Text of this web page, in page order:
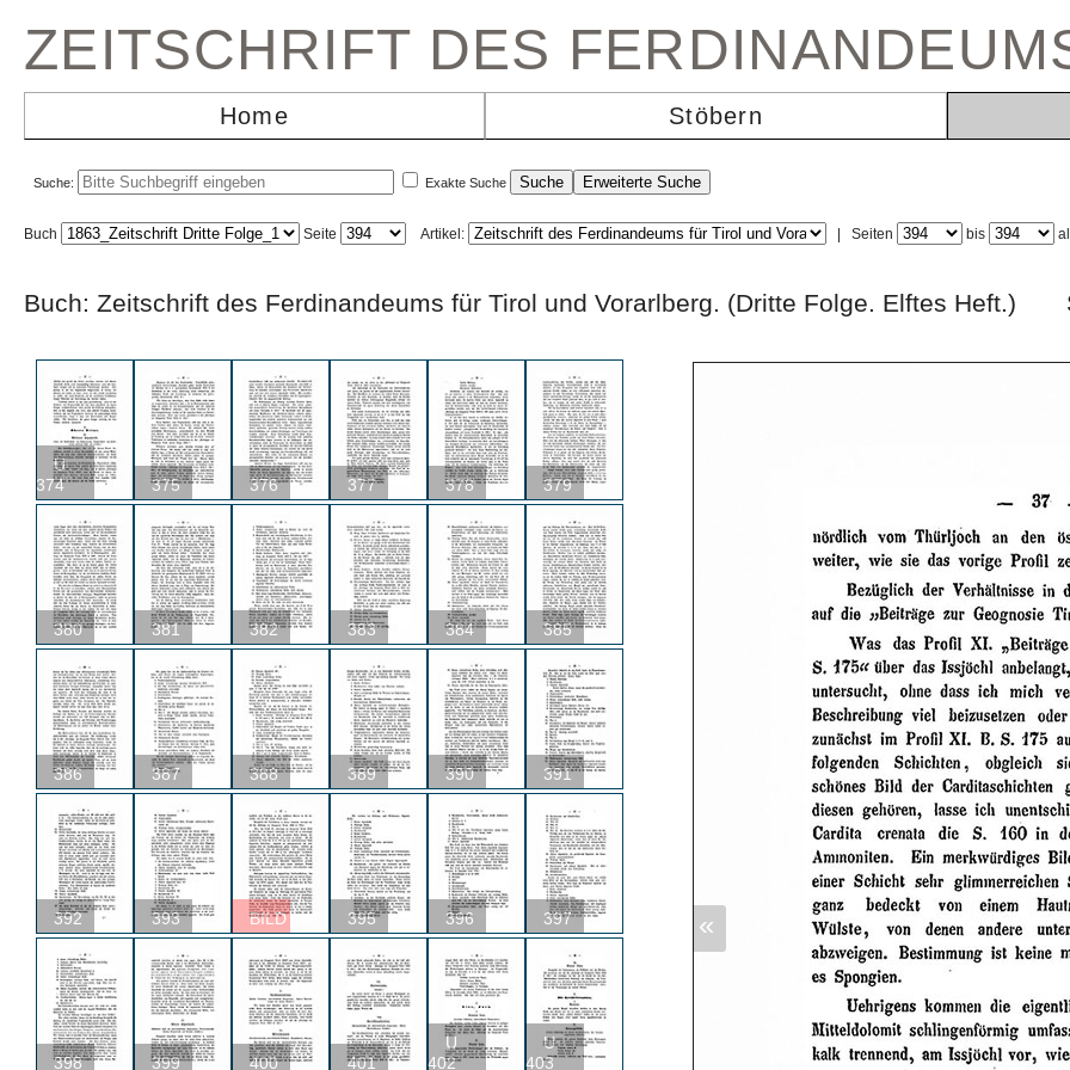
ZEITSCHRIFT DES
Home Stöbern
Suche: Exakte Suche
Buch Seite Artikel: Seiten bis
Buch: Zeitschrift des Ferdinandeums für Tirol und Vorarlberg. (Dritte Folge. Elftes
U
374
375 376 377 378 379
380 381 382 383 384 385
386 387 388 389 390 391
392 393 BILD 395 396 397
398 399 400 401
U
402
U
403
«